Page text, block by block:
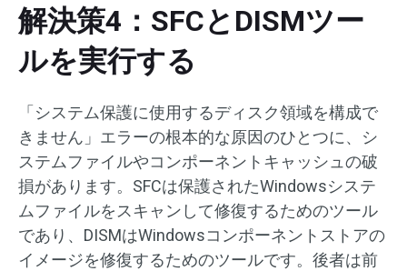
解決策4：SFCとDISMツー
ルを実行する
「システム保護に使用するディスク領域を構成で
きません」エラーの根本的な原因のひとつに、シ
ステムファイルやコンポーネントキャッシュの破
損があります。SFCは保護されたWindowsシステ
ムファイルをスキャンして修復するためのツール
であり、DISMはWindowsコンポーネントストアの
イメージを修復するためのツールです。後者は前